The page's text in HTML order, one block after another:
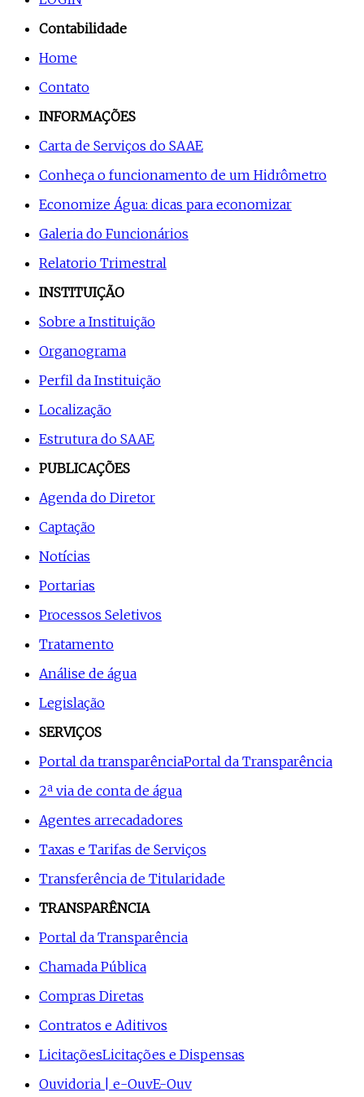
Contabilidade
Home
Contato
INFORMAÇÕES
Carta de Serviços do SAAE
Conheça o funcionamento de um Hidrômetro
Economize Água: dicas para economizar
Galeria do Funcionários
Relatorio Trimestral
INSTITUIÇÃO
Sobre a Instituição
Organograma
Perfil da Instituição
Localização
Estrutura do SAAE
PUBLICAÇÕES
Agenda do Diretor
Captação
Notícias
Portarias
Processos Seletivos
Tratamento
Análise de água
Legislação
SERVIÇOS
Portal da transparênciaPortal da Transparência
2ª via de conta de água
Agentes arrecadadores
Taxas e Tarifas de Serviços
Transferência de Titularidade
TRANSPARÊNCIA
Portal da Transparência
Chamada Pública
Compras Diretas
Contratos e Aditivos
LicitaçõesLicitações e Dispensas
Ouvidoria | e-OuvE-Ouv